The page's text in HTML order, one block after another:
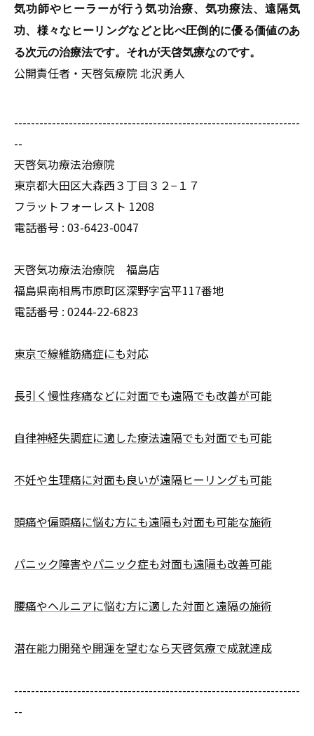
気功師やヒーラーが行う気功治療、気功療法、遠隔気
功、様々なヒーリングなどと比べ圧倒的に優る価値のあ
る次元の治療法です。それが天啓気療なのです。
公開責任者・天啓気療院 北沢勇人
--------------------------------------------------------------------
--
天啓気功療法治療院
東京都大田区大森西３丁目３２−１７
フラットフォーレスト 1208
電話番号 : 03-6423-0047
天啓気功療法治療院 福島店
福島県南相馬市原町区深野字宮平117番地
電話番号 : 0244-22-6823
東京で線維筋痛症にも対応
長引く慢性疼痛などに対面でも遠隔でも改善が可能
自律神経失調症に適した療法遠隔でも対面でも可能
不妊や生理痛に対面も良いが遠隔ヒーリングも可能
頭痛や偏頭痛に悩む方にも遠隔も対面も可能な施術
パニック障害やパニック症も対面も遠隔も改善可能
腰痛やヘルニアに悩む方に適した対面と遠隔の施術
潜在能力開発や開運を望むなら天啓気療で成就達成
--------------------------------------------------------------------
--